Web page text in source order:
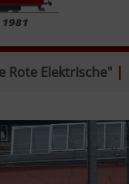
Rote Elektrische" |